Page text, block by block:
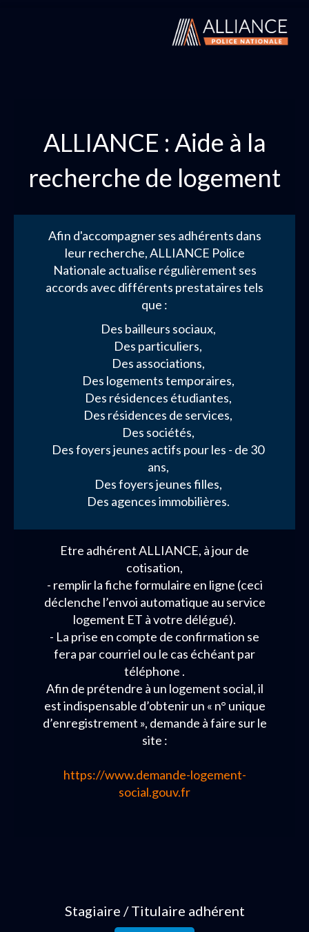
ALLIANCE : Aide à la
recherche de logement
Afin d'accompagner ses adhérents dans
leur recherche, ALLIANCE Police
Nationale actualise régulièrement ses
accords avec différents prestataires tels
que :
Des bailleurs sociaux,
Des particuliers,
Des associations,
Des logements temporaires,
Des résidences étudiantes,
Des résidences de services,
Des sociétés,
Des foyers jeunes actifs pour les - de 30
ans,
Des foyers jeunes filles,
Des agences immobilières.
Etre adhérent ALLIANCE, à jour de
cotisation,
- remplir la fiche formulaire en ligne (ceci
déclenche l’envoi automatique au service
logement ET à votre délégué).
- La prise en compte de confirmation se
fera par courriel ou le cas échéant par
téléphone .
Afin de prétendre à un logement social, il
est indispensable d’obtenir un « n° unique
d’enregistrement », demande à faire sur le
site :
https://www.demande-logement-
social.gouv.fr
Stagiaire / Titulaire adhérent